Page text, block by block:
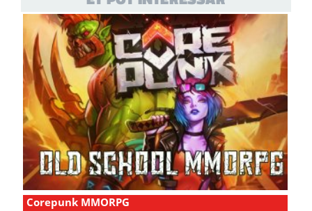
Corepunk MMORPG